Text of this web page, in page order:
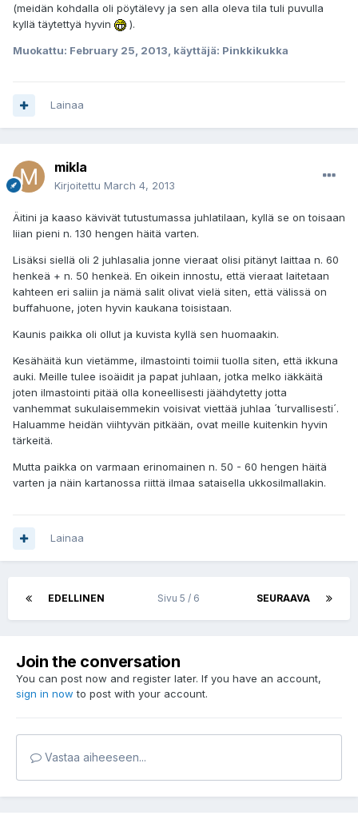
(meidän kohdalla oli pöytälevy ja sen alla oleva tila tuli puvulla
kyllä täytettyä hyvin
).
Muokattu: February 25, 2013 , käyttäjä: Pinkkikukka
Lainaa
mikla
Kirjoitettu March 4, 2013
Äitini ja kaaso kävivät tutustumassa juhlatilaan, kyllä se on toisaan
liian pieni n. 130 hengen häitä varten.
Lisäksi siellä oli 2 juhlasalia jonne vieraat olisi pitänyt laittaa n. 60
henkeä + n. 50 henkeä. En oikein innostu, että vieraat laitetaan
kahteen eri saliin ja nämä salit olivat vielä siten, että välissä on
buffahuone, joten hyvin kaukana toisistaan.
Kaunis paikka oli ollut ja kuvista kyllä sen huomaakin.
Kesähäitä kun vietämme, ilmastointi toimii tuolla siten, että ikkuna
auki. Meille tulee isoäidit ja papat juhlaan, jotka melko iäkkäitä
joten ilmastointi pitää olla koneellisesti jäähdytetty jotta
vanhemmat sukulaisemmekin voisivat viettää juhlaa ´turvallisesti´.
Haluamme heidän viihtyvän pitkään, ovat meille kuitenkin hyvin
tärkeitä.
Mutta paikka on varmaan erinomainen n. 50 - 60 hengen häitä
varten ja näin kartanossa riittä ilmaa sataisella ukkosilmallakin.
Lainaa
EDELLINEN SEURAAVA
Sivu 5 / 6
Join the conversation
You can post now and register later. If you have an account,
sign in now to post with your account.
Vastaa aiheeseen...